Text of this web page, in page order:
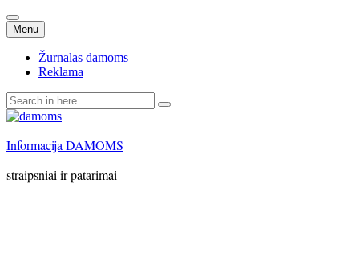
Menu Skip
to
content
Žurnalas damoms
Reklama
Search
for:
Informacija DAMOMS
straipsniai ir patarimai